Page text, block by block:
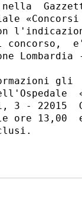
nella
«Concorsi
concorso,
gli
3 - 22015
ore 13,00